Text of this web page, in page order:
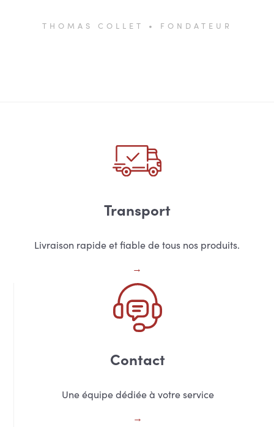
THOMAS COLLET • FONDATEUR
Transport
Livraison rapide et fiable de tous nos produits.
Contact
Une équipe dédiée à votre service